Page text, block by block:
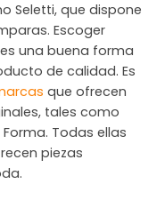
Seletti, que dispone
Escoger
una buena forma
de calidad. Es
que ofrecen
tales como
Todas ellas
piezas